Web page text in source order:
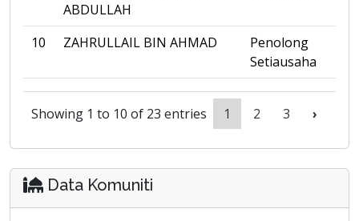
ABDULLAH
10 ZAHRULLAIL BIN AHMAD
Penolong
Setiausaha
Showing 1 to 10 of 23 entries 1 2 3 ›
Data Komuniti